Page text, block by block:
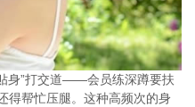
身”打交道——会员练深蹲要扶
得帮忙压腿。这种高频次的身